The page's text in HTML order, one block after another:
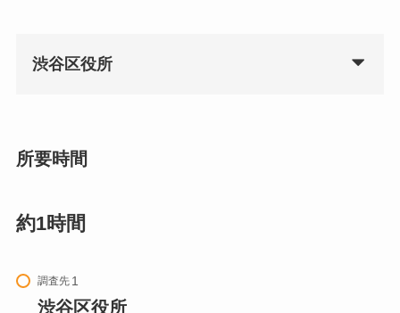
渋谷区役所
所要時間
約1時間
調査先
渋谷区役所